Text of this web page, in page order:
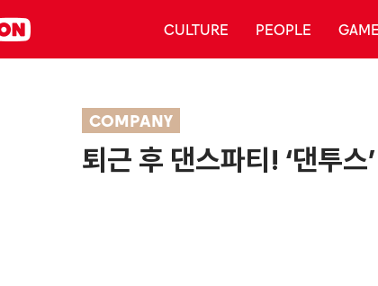
CULTURE PEOPLE GAME
COMPANY
퇴근 후 댄스파티! ‘댄투스’